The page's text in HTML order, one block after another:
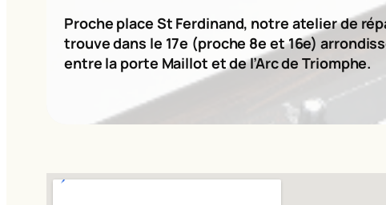
Proche place St Ferdinand, notre atelier de
trouve dans le 17e (proche 8e et 16e)
entre la porte Maillot et de l’Arc de Triomphe.